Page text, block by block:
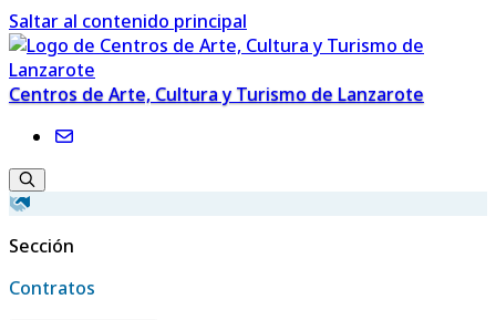
Saltar al contenido principal
Centros de Arte, Cultura y Turismo de Lanzarote
Sección
Contratos